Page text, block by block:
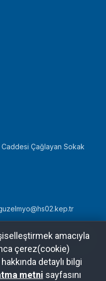
Çağlayan Sokak
Al
amacıyla
çerez(cookie)
detaylı bilgi
metni sayfasını